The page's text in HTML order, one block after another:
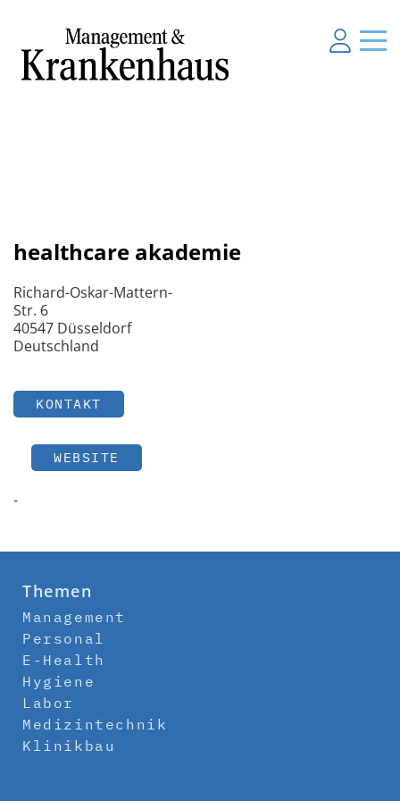
healthcare akademie
Richard-Oskar-Mattern-
Str. 6
40547 Düsseldorf
Deutschland
KONTAKT
WEBSITE
-
Themen
Management
Personal
E-Health
Hygiene
Labor
Medizintechnik
Klinikbau